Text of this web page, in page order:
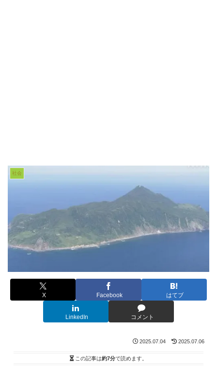
社会
X Facebook はてブ
LinkedIn コメント
2025.07.04 2025.07.06
この記事は約7分で読めます。